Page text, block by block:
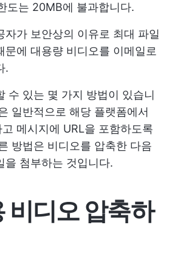
도는 20MB에 불과합니다.
자가 보안상의 이유로 최대 파일
문에 대용량 비디오를 이메일로
.
수 있는 몇 가지 방법이 있습니
일반적으로 해당 플랫폼에서
메시지에 URL을 포함하도록
방법은 비디오를 압축한 다음
을 첨부하는 것입니다.
비디오 압축하